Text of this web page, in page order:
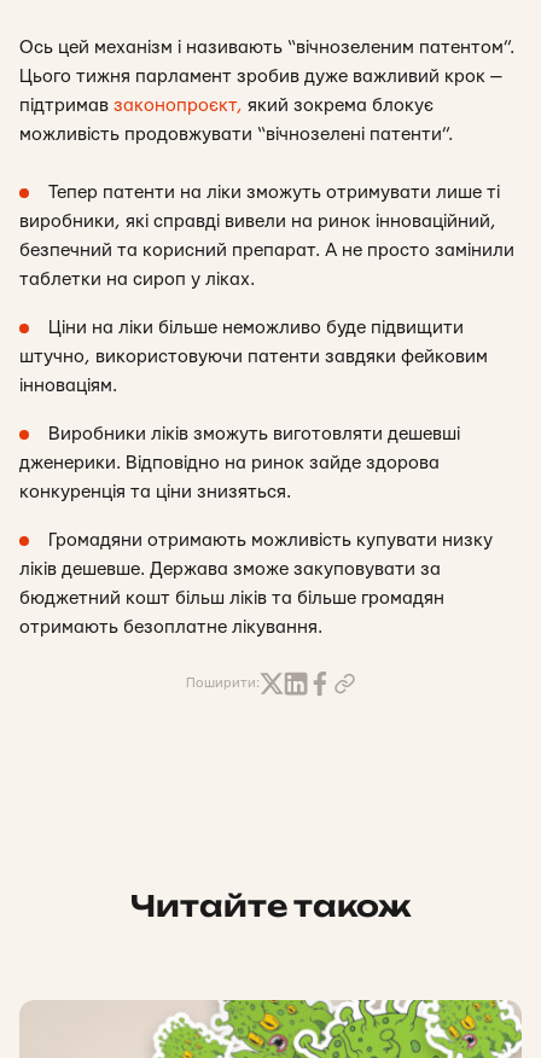
Ось цей механізм і називають “вічнозеленим патентом”.
Цього тижня парламент зробив дуже важливий крок —
підтримав законопроєкт, який зокрема блокує
можливість продовжувати “вічнозелені патенти”.
Тепер патенти на ліки зможуть отримувати лише ті
виробники, які справді вивели на ринок інноваційний,
безпечний та корисний препарат. А не просто замінили
таблетки на сироп у ліках.
Ціни на ліки більше неможливо буде підвищити
штучно, використовуючи патенти завдяки фейковим
інноваціям.
Виробники ліків зможуть виготовляти дешевші
дженерики. Відповідно на ринок зайде здорова
конкуренція та ціни знизяться.
Громадяни отримають можливість купувати низку
ліків дешевше. Держава зможе закуповувати за
бюджетний кошт більш ліків та більше громадян
отримають безоплатне лікування.
Поширити:
Читайте також